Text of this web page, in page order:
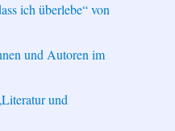
ich überlebe“ von
und Autoren im
und